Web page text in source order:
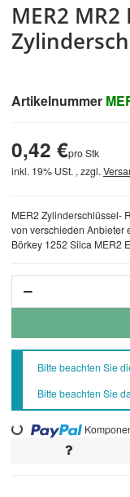
MER2 MR2
Artikelnummer
MER2 Zylinderschlüssel-
von verschieden Anbieter
Börkey 1252 Silca MER2
0,42 €pro Stk
inkl. 19% USt. , zzgl.
xBitte beachten Sie
Bitte beachten Sie
Loading...